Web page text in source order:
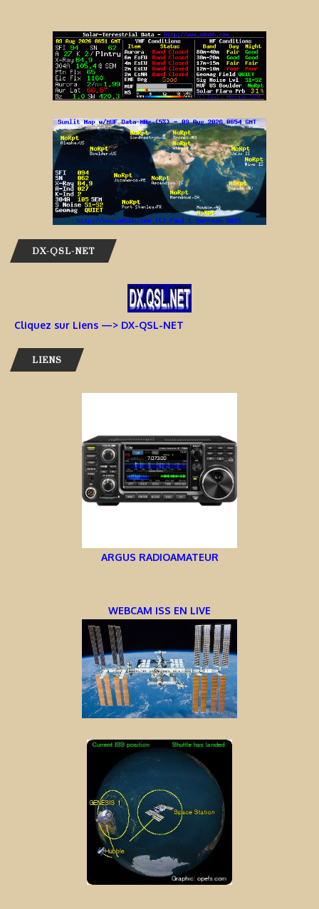
DX-QSL-NET
Cliquez sur Liens —> DX-QSL-NET
LIENS
ARGUS RADIOAMATEUR
WEBCAM ISS EN LIVE